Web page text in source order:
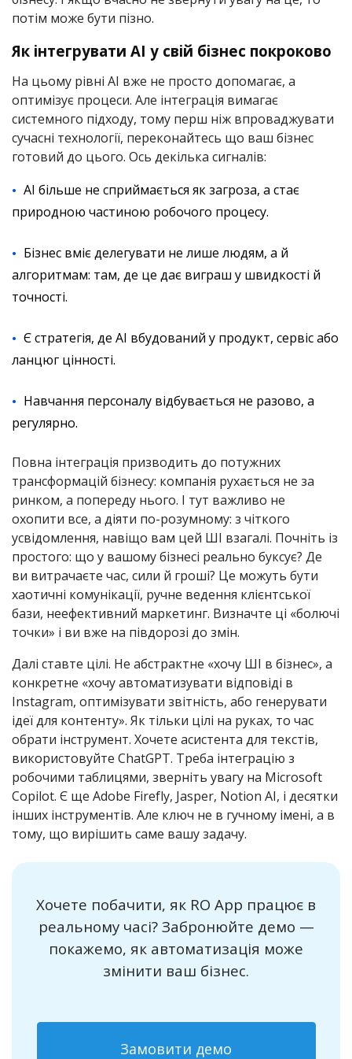
потім може бути пізно.
Як інтегрувати AI у свій бізнес покроково
На цьому рівні AI вже не просто допомагає, а
оптимізує процеси. Але інтеграція вимагає
системного підходу, тому перш ніж впроваджувати
сучасні технології, переконайтесь що ваш бізнес
готовий до цього. Ось декілька сигналів:
AI більше не сприймається як загроза, а стає
природною частиною робочого процесу.
Бізнес вміє делегувати не лише людям, а й
алгоритмам: там, де це дає виграш у швидкості й
точності.
Є стратегія, де AI вбудований у продукт, сервіс або
ланцюг цінності.
Навчання персоналу відбувається не разово, а
регулярно.
Повна інтеграція призводить до потужних
трансформацій бізнесу: компанія рухається не за
ринком, а попереду нього. І тут важливо не
охопити все, а діяти по-розумному: з чіткого
усвідомлення, навіщо вам цей ШІ взагалі. Почніть із
простого: що у вашому бізнесі реально буксує? Де
ви витрачаєте час, сили й гроші? Це можуть бути
хаотичні комунікації, ручне ведення клієнтської
бази, неефективний маркетинг. Визначте ці «болючі
точки» і ви вже на півдорозі до змін.
Далі ставте цілі. Не абстрактне «хочу ШІ в бізнес», а
конкретне «хочу автоматизувати відповіді в
Instagram, оптимізувати звітність, або генерувати
ідеї для контенту». Як тільки цілі на руках, то час
обрати інструмент. Хочете асистента для текстів,
використовуйте ChatGPT. Треба інтеграцію з
робочими таблицями, зверніть увагу на Microsoft
Copilot. Є ще Adobe Firefly, Jasper, Notion AI, і десятки
інших інструментів. Але ключ не в гучному імені, а в
тому, що вирішить саме вашу задачу.
Хочете побачити, як RO App працює в
реальному часі? Забронюйте демо —
покажемо, як автоматизація може
змінити ваш бізнес.
Замовити демо